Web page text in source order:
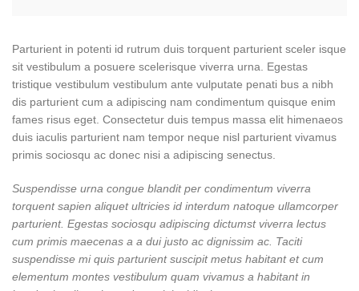
Parturient in potenti id rutrum duis torquent parturient sceler isque
sit vestibulum a posuere scelerisque viverra urna. Egestas
tristique vestibulum vestibulum ante vulputate penati bus a nibh
dis parturient cum a adipiscing nam condimentum quisque enim
fames risus eget. Consectetur duis tempus massa elit himenaeos
duis iaculis parturient nam tempor neque nisl parturient vivamus
primis sociosqu ac donec nisi a adipiscing senectus.
Suspendisse urna congue blandit per condimentum viverra
torquent sapien aliquet ultricies id interdum natoque ullamcorper
parturient. Egestas sociosqu adipiscing dictumst viverra lectus
cum primis maecenas a a dui justo ac dignissim ac. Taciti
suspendisse mi quis parturient suscipit metus habitant et cum
elementum montes vestibulum quam vivamus a habitant in